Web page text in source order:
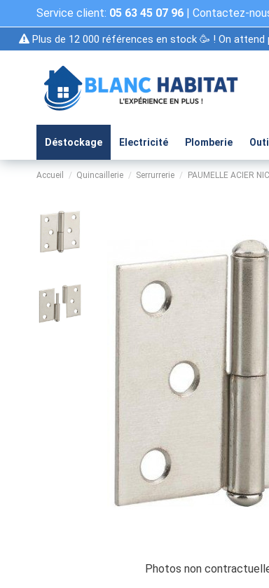
Service client: 05 63 45 07 96 | Contactez-
Plus de 12 000 références en stock 🥳 ! On attend
Déstockage Electricité Plomberie
Accueil Quincaillerie Serrurrerie PAUMELLE ACIER
Photos non